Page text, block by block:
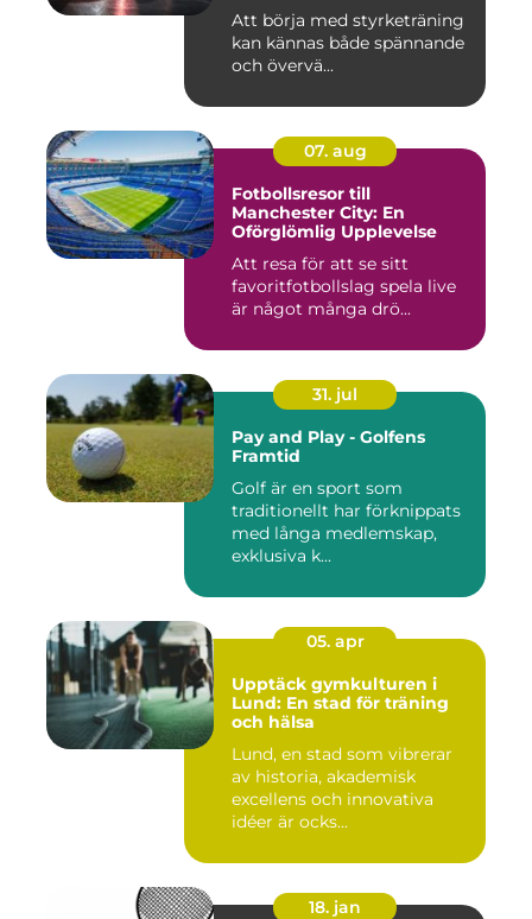
Att börja med styrketräning
kan kännas både spännande
och övervä...
07. aug
Fotbollsresor till
Manchester City: En
Oförglömlig Upplevelse
Att resa för att se sitt
favoritfotbollslag spela live
är något många drö...
31. jul
Pay and Play - Golfens
Framtid
Golf är en sport som
traditionellt har förknippats
med långa medlemskap,
exklusiva k...
05. apr
Upptäck gymkulturen i
Lund: En stad för träning
och hälsa
Lund, en stad som vibrerar
av historia, akademisk
excellens och innovativa
idéer är ocks...
18. jan